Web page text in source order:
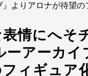
』よりアロナが待望
情にへそ
ーアーカイ
ィギュア